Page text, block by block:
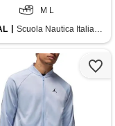
M L
Scuola Nautica Italiana